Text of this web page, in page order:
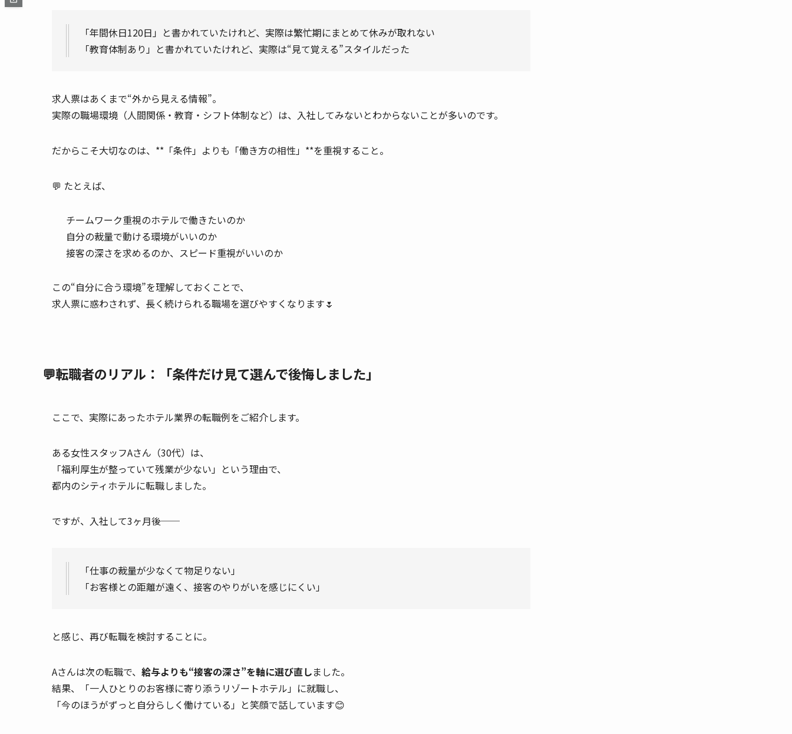
「年間休日120日」と書かれていたけれど、実際は繁忙期にまとめて休みが取れない
「教育体制あり」と書かれていたけれど、実際は“見て覚える”スタイルだった
求人票はあくまで“外から見える情報”。
実際の職場環境（人間関係・教育・シフト体制など）は、入社してみないとわからないことが多いのです。
だからこそ大切なのは、**「条件」よりも「働き方の相性」**を重視すること。
💬 たとえば、
チームワーク重視のホテルで働きたいのか
自分の裁量で動ける環境がいいのか
接客の深さを求めるのか、スピード重視がいいのか
この“自分に合う環境”を理解しておくことで、
求人票に惑わされず、長く続けられる職場を選びやすくなります🌷
💬転職者のリアル：「条件だけ見て選んで後悔しました」
ここで、実際にあったホテル業界の転職例をご紹介します。
ある女性スタッフAさん（30代）は、
「福利厚生が整っていて残業が少ない」という理由で、
都内のシティホテルに転職しました。
ですが、入社して3ヶ月後──
「仕事の裁量が少なくて物足りない」
「お客様との距離が遠く、接客のやりがいを感じにくい」
と感じ、再び転職を検討することに。
Aさんは次の転職で、 給与よりも“接客の深さ”を軸に選び直しました。
結果、「一人ひとりのお客様に寄り添うリゾートホテル」に就職し、
「今のほうがずっと自分らしく働けている」と笑顔で話しています😊